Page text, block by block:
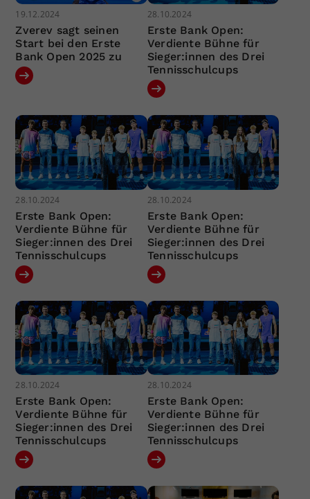
19.12.2024
Zverev sagt seinen
Start bei den Erste
Bank Open 2025 zu
28.10.2024
Erste Bank Open:
Verdiente Bühne für
Sieger:innen des Drei
Tennisschulcups
28.10.2024
Erste Bank Open:
Verdiente Bühne für
Sieger:innen des Drei
Tennisschulcups
28.10.2024
Erste Bank Open:
Verdiente Bühne für
Sieger:innen des Drei
Tennisschulcups
28.10.2024
Erste Bank Open:
Verdiente Bühne für
Sieger:innen des Drei
Tennisschulcups
28.10.2024
Erste Bank Open:
Verdiente Bühne für
Sieger:innen des Drei
Tennisschulcups